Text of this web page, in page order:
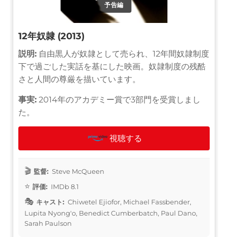
予告編
12年奴隷 (2013)
説明: 自由黒人が奴隷として売られ、12年間奴隷制度
下で過ごした実話を基にした映画。奴隷制度の残酷
さと人間の尊厳を描いています。
事実: 2014年のアカデミー賞で3部門を受賞しまし
た。
視聴する
監督: Steve McQueen
評価: IMDb 8.1
キャスト: Chiwetel Ejiofor, Michael Fassbender,
Lupita Nyong'o, Benedict Cumberbatch, Paul Dano,
Sarah Paulson